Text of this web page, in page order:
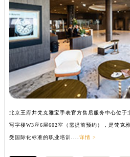
北京王府井梵克雅宝手表官方售后服务中心位于
写字楼W3座6层602室（需提前预约），是梵克
受国际化标准的职业培训....详情 >